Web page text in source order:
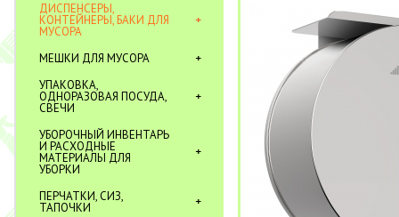
ДИСПЕНСЕРЫ,
КОНТЕЙНЕРЫ, БАКИ ДЛЯ
МУСОРА
МЕШКИ ДЛЯ МУСОРА
УПАКОВКА,
ОДНОРАЗОВАЯ ПОСУДА,
СВЕЧИ
УБОРОЧНЫЙ ИНВЕНТАРЬ
И РАСХОДНЫЕ
МАТЕРИАЛЫ ДЛЯ
УБОРКИ
ПЕРЧАТКИ, СИЗ,
ТАПОЧКИ